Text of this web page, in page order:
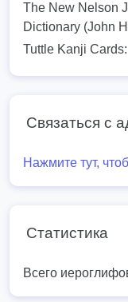
The New Nelson
Dictionary (John
Tuttle Kanji Cards:
Связаться с
Нажмите тут,
Статистика
Всего